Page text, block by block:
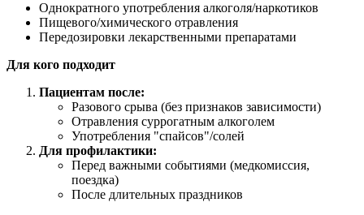
Однократного употребления алкоголя/наркотиков
Пищевого/химического отравления
Передозировки лекарственными препаратами
Для кого подходит
Пациентам после:
Разового срыва (без признаков зависимости)
Отравления суррогатным алкоголем
Употребления "спайсов"/солей
Для профилактики:
Перед важными событиями (медкомиссия,
поездка)
После длительных праздников